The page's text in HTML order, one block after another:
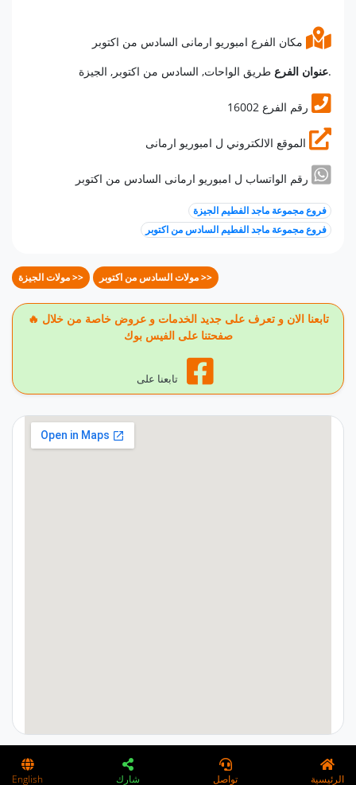
عنوان الفرعطريق الواحات, السادس من اكتوبر, الجيزة.
فروع مجموعة ماجد الفطيم الجيزة
فروع مجموعة ماجد الفطيم السادس من اكتوبر
مولات الجيزة >> مولات السادس من اكتوبر >>
🔥 تابعنا الان و تعرف على جديد الخدمات و عروض خاصة من خلال
صفحتنا على الفيس بوك
تابعنا على
google maps on webpage
الرئيسية تواصل شارك English